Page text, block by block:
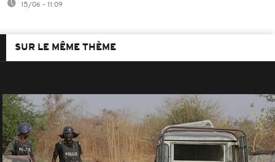
15/06 - 11:09
SUR LE MÊME THÈME